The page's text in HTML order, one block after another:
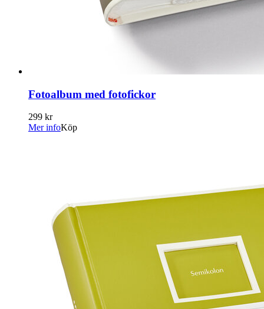
Fotoalbum med fotofickor
299 kr
Mer infoKöp